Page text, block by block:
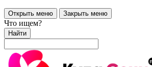
Открыть меню Закрыть меню
Что ищем?
Найти